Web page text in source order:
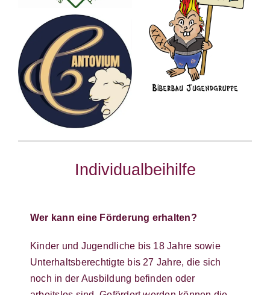
Individualbeihilfe
Wer kann eine Förderung erhalten?
Kinder und Jugendliche bis 18 Jahre sowie
Unterhaltsberechtigte bis 27 Jahre, die sich
noch in der Ausbildung befinden oder